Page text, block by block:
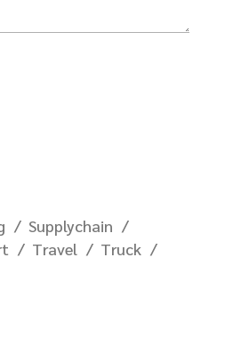
Supplychain
Travel
Truck